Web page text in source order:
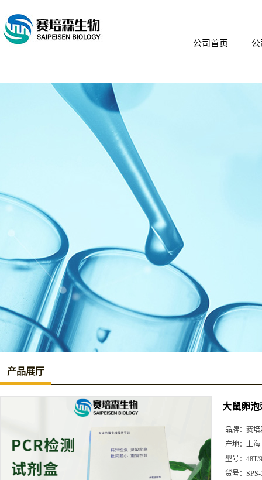
公司首页
产品展厅
大鼠卵泡
品牌： 赛培
产地： 上海
型号： 48T/
货号：